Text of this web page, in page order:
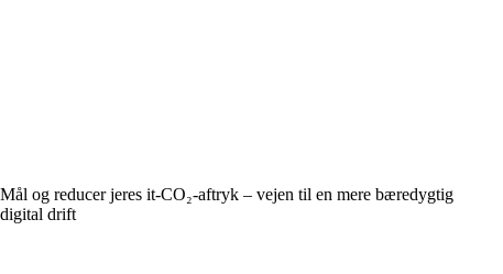
Mål og reducer jeres it-CO₂-aftryk – vejen til en mere bæredygtig
digital drift